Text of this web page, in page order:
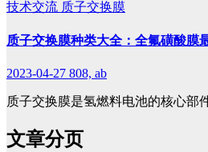
技术交流 质子交换膜
质子交换膜种类大全：全氟磺酸膜
2023-04-27 808, ab
质子交换膜是氢燃料电池的核心
文章分页